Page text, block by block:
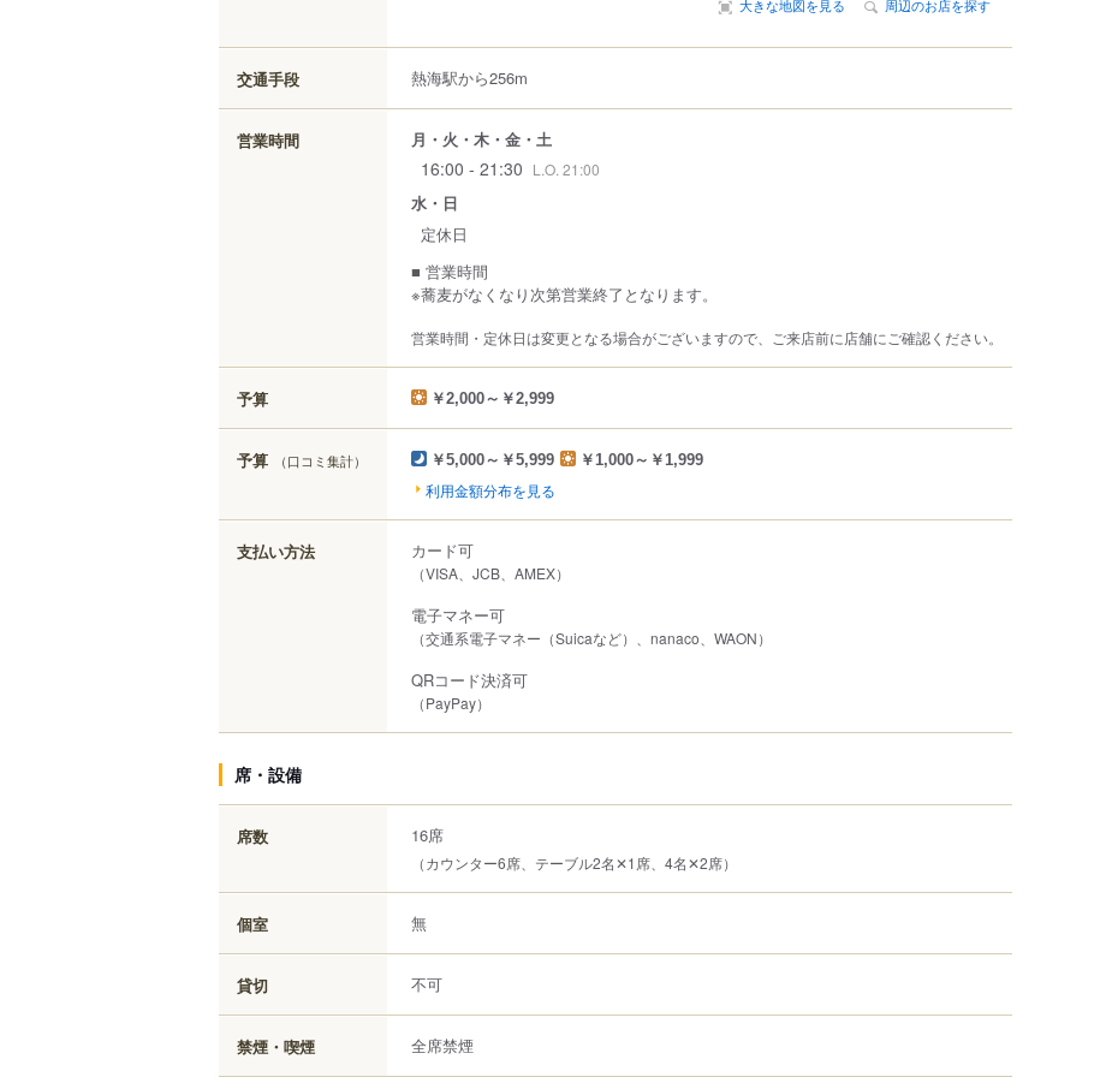
大きな地図を見る 周辺のお店を探す
交通手段 熱海駅から256m
営業時間 月・火・木・金・土
16:00 - 21:30 L.O. 21:00
水・日
定休日
■ 営業時間
※蕎麦がなくなり次第営業終了となります。
営業時間・定休日は変更となる場合がございますので、ご来店前に店舗にご確認ください。
予算 ￥2,000～￥2,999
予算 （口コミ集計） ￥5,000～￥5,999 ￥1,000～￥1,999
利用金額分布を見る
支払い方法 カード可
（VISA、JCB、AMEX）
電子マネー可
（交通系電子マネー（Suicaなど）、nanaco、WAON）
QRコード決済可
（PayPay）
席・設備
席数 16席
（カウンター6席、テーブル2名✕1席、4名✕2席）
個室 無
貸切 不可
禁煙・喫煙 全席禁煙